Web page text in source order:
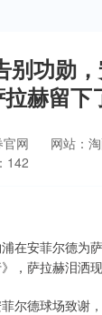
别功勋
赫留下
网 网站：
142
在安菲尔德为
，萨拉赫泪洒现
尔德球场致谢